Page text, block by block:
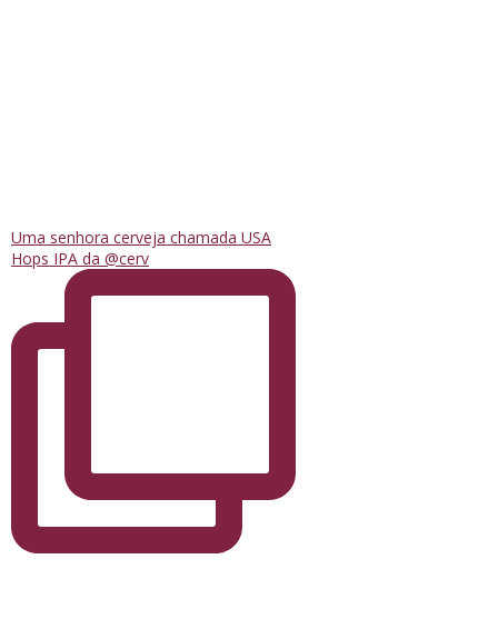
Uma senhora cerveja chamada USA
Hops IPA da @cerv